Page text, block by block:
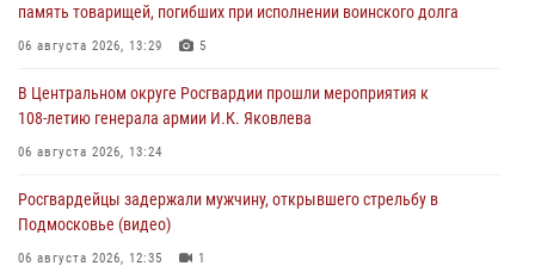
память товарищей, погибших при исполнении воинского долга
06 августа 2026, 13:29 5
В Центральном округе Росгвардии прошли мероприятия к
108‑летию генерала армии И.К. Яковлева
06 августа 2026, 13:24
Росгвардейцы задержали мужчину, открывшего стрельбу в
Подмосковье (видео)
06 августа 2026, 12:35 1